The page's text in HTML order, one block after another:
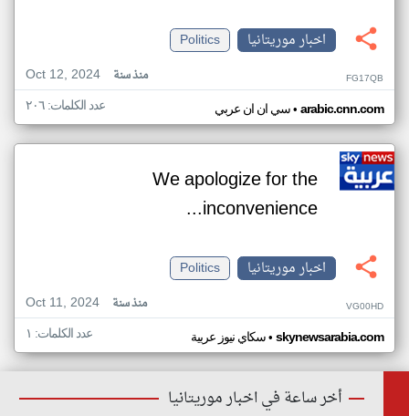
اخبار موريتانيا
Politics
Oct 12, 2024
منذ سنة FG17QB
سي ان ان عربي• arabic.cnn.com عدد الكلمات: ٢٠٦
We apologize for the
inconvenience...
اخبار موريتانيا
Politics
Oct 11, 2024
منذ سنة VG00HD
سكاي نيوز عربية• skynewsarabia.com عدد الكلمات: ١
أخر ساعة في اخبار موريتانيا